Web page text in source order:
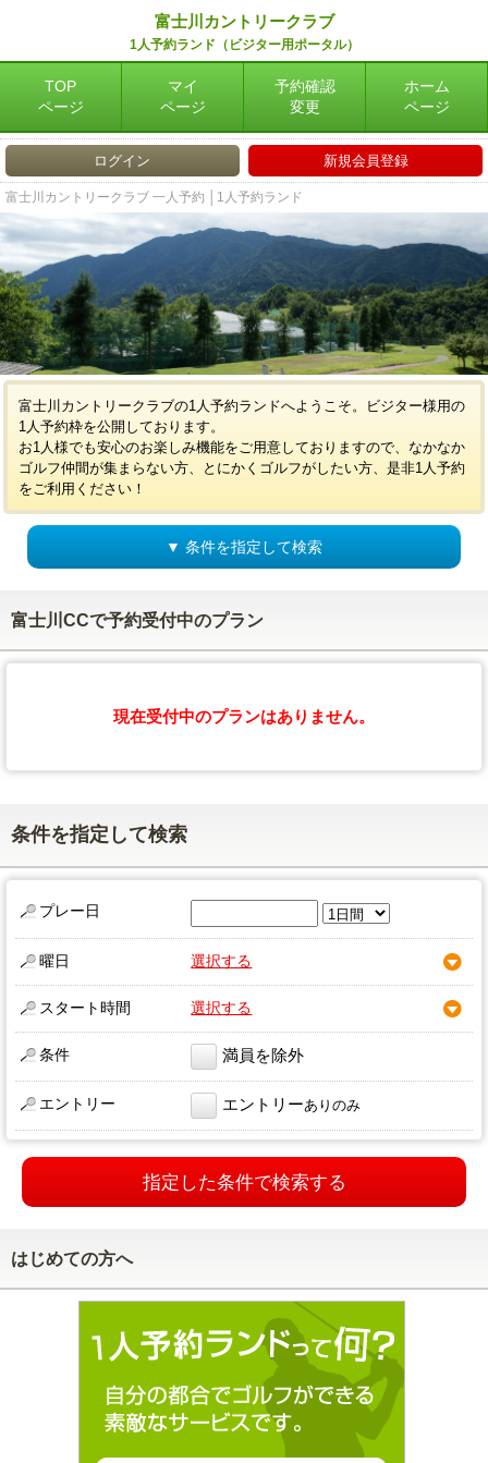
富士川カントリークラブ
1人予約ランド（ビジター用ポータル）
TOP
ページ
マイ
ページ
予約確認
変更
ホーム
ページ
ログイン 新規会員登録
富士川カントリークラブ 一人予約 │1人予約ランド
富士川カントリークラブの1人予約ランドへようこそ。ビジター様用の
1人予約枠を公開しております。
お1人様でも安心のお楽しみ機能をご用意しておりますので、なかなか
ゴルフ仲間が集まらない方、とにかくゴルフがしたい方、是非1人予約
をご利用ください！
▼ 条件を指定して検索
富士川CCで予約受付中のプラン
現在受付中のプランはありません。
条件を指定して検索
プレー日
曜日 選択する
スタート時間 選択する
条件 満員を除外
エントリー エントリーありのみ
指定した条件で検索する
はじめての方へ